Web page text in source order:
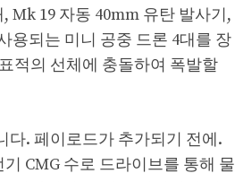
Mk 19 자동 40mm 유탄 발사기,
용되는 미니 공중 드론 4대를 장
적의 선체에 충돌하여 폭발할
다. 페이로드가 추가되기 전에.
CMG 수로 드라이브를 통해 물